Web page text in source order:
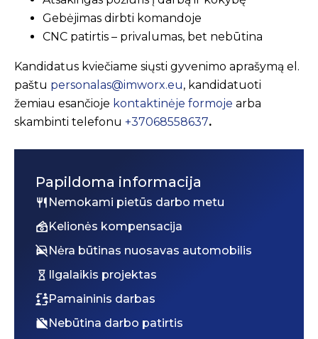
Gebėjimas dirbti komandoje
CNC patirtis – privalumas, bet nebūtina
Kandidatus kviečiame siųsti gyvenimo aprašymą el.
paštu personalas@imworx.eu, kandidatuoti
žemiau esančioje kontaktinėje formoje arba
skambinti telefonu +37068558637.
Papildoma informacija
Nemokami pietūs darbo metu
Kelionės kompensacija
Nėra būtinas nuosavas automobilis
Ilgalaikis projektas
Pamaininis darbas
Nebūtina darbo patirtis